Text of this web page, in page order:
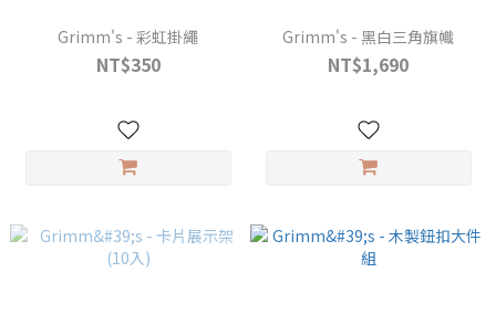
Grimm's - 彩虹掛繩
NT$350
Grimm's - 黑白三角旗幟
NT$1,690